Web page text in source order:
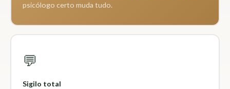
psicólogo certo muda tudo.
💬
Sigilo total